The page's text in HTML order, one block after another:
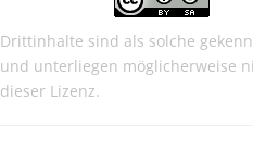
Drittinhalte sind als solche
und unterliegen möglicherweise
dieser Lizenz.